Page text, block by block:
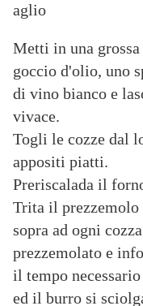
aglio
Metti in una grossa
goccio d'olio, uno
di vino bianco e
vivace.
Togli le cozze dal
appositi piatti.
Preriscalada il
Trita il prezzemolo
sopra ad ogni
prezzemolato e
il tempo
ed il burro si